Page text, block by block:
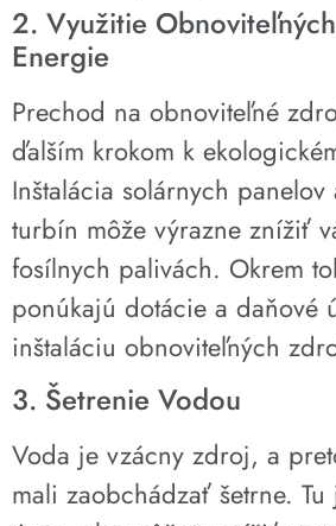
2. Využitie
Energie
Prechod na obnoviteľné
ďalším krokom k
Inštalácia solárnych
turbín môže výrazne znížiť
fosílnych palivách. Okrem
ponúkajú dotácie a daňové
inštaláciu obnoviteľných
3. Šetrenie Vodou
Voda je vzácny zdroj, a
mali zaobchádzať šetrne.